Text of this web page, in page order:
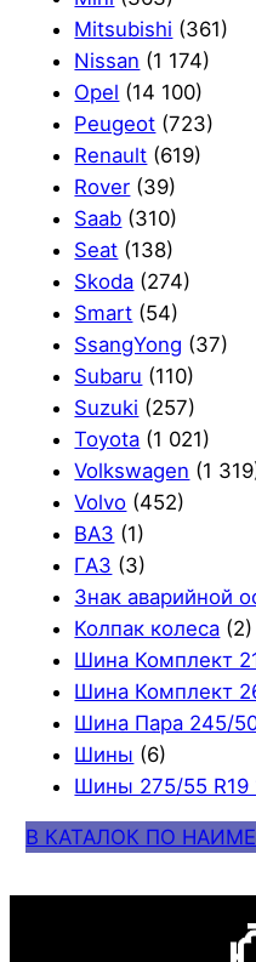
Mitsubishi (361)
Nissan (1 174)
Opel (14 100)
Peugeot (723)
Renault (619)
Rover (39)
Saab (310)
Seat (138)
Skoda (274)
Smart (54)
SsangYong (37)
Subaru (110)
Suzuki (257)
Toyota (1 021)
Volkswagen (1
Volvo (452)
ВАЗ (1)
ГАЗ (3)
Знак аварийной
Колпак колеса (2)
Шина Комплект
Шина Комплект
Шина Пара 245/
Шины (6)
Шины 275/55 R19
В КАТАЛОК ПО